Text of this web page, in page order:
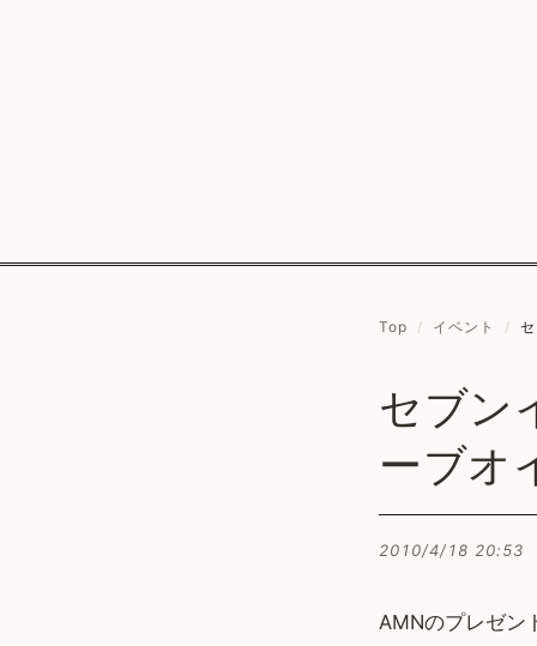
Top / イベント /
セブン
ーブオ
2010/4/18 20:53
AMNのプレゼン